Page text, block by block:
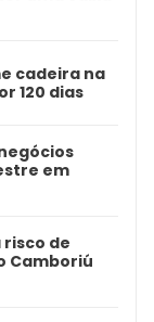
cadeira na
120 dias
em
de
Camboriú